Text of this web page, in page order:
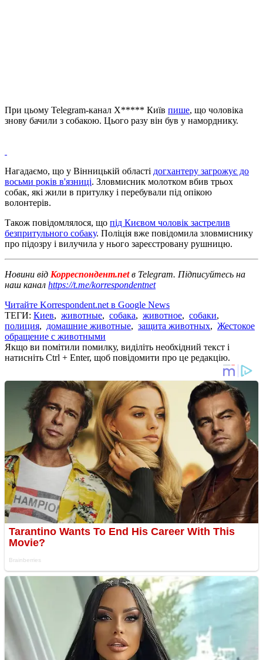
При цьому Telegram-канал Х***** Київ пише, що чоловіка
знову бачили з собакою. Цього разу він був у наморднику.
Нагадаємо, що у Вінницькій області догхантеру загрожує до
восьми років в'язниці. Зловмисник молотком вбив трьох
собак, які жили в притулку і перебували під опікою
волонтерів.
Також повідомлялося, що під Києвом чоловік застрелив
безпритульного собаку. Поліція вже повідомила зловмиснику
про підозру і вилучила у нього зареєстровану рушницю.
Новини від Корреспондент.netв Telegram. Підписуйтесь на
наш канал https://t.me/korrespondentnet
Читайте Korrespondent.net в Google News
ТЕГИ: Киев, животные, собака, животное, собаки,
полиция, домашние животные, защита животных, Жестокое
обращение с животными
Якщо ви помітили помилку, виділіть необхідний текст і
натисніть Ctrl + Enter, щоб повідомити про це редакцію.